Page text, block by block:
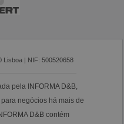
Lisboa | NIF: 500520658
pela INFORMA D&B,
negócios há mais de
D&B contém